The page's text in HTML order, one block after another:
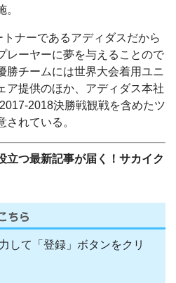
ナーであるアディダスだから
レーヤーに夢を与えることので
勝チームには世界大会着用ユニ
ア提供のほか、アディダス本社
決勝戦観戦を含めたツ
れている。
立つ最新記事が届く！サカイク
して「登録」ボタンをクリ